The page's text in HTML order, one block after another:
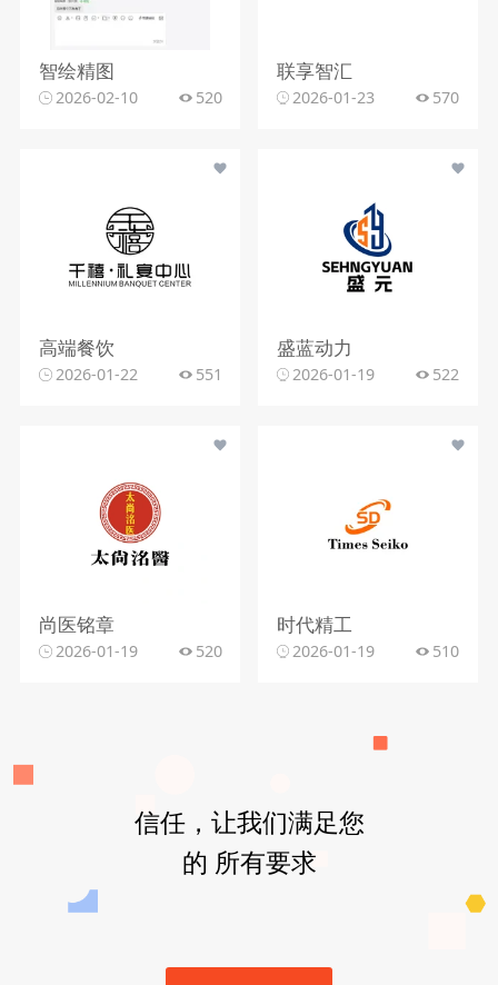
智绘精图
2026-02-10 520
联享智汇
2026-01-23 570
高端餐饮
2026-01-22 551
盛蓝动力
2026-01-19 522
尚医铭章
2026-01-19 520
时代精工
2026-01-19 510
信任，让我们满足您
的 所有要求